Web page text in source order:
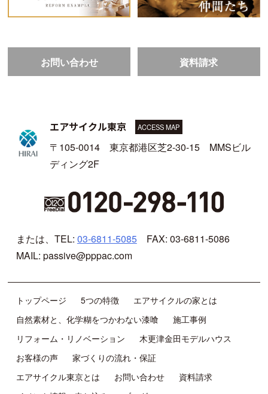
お問い合わせ 資料請求
エアサイクル東京 ACCESS MAP
〒105-0014 東京都港区芝2-30-15 MMSビル
ディング2F
または、TEL: 03-6811-5085
FAX: 03-6811-5086
MAIL: passive@pppac.com
トップページ 5つの特徴
エアサイクルの家とは
自然素材と、化学糊をつかわない漆喰
施工事例
リフォーム・リノベーション
木更津金田モデルハウス
お客様の声
家づくりの流れ・保証
エアサイクル東京とは
お問い合わせ
資料請求